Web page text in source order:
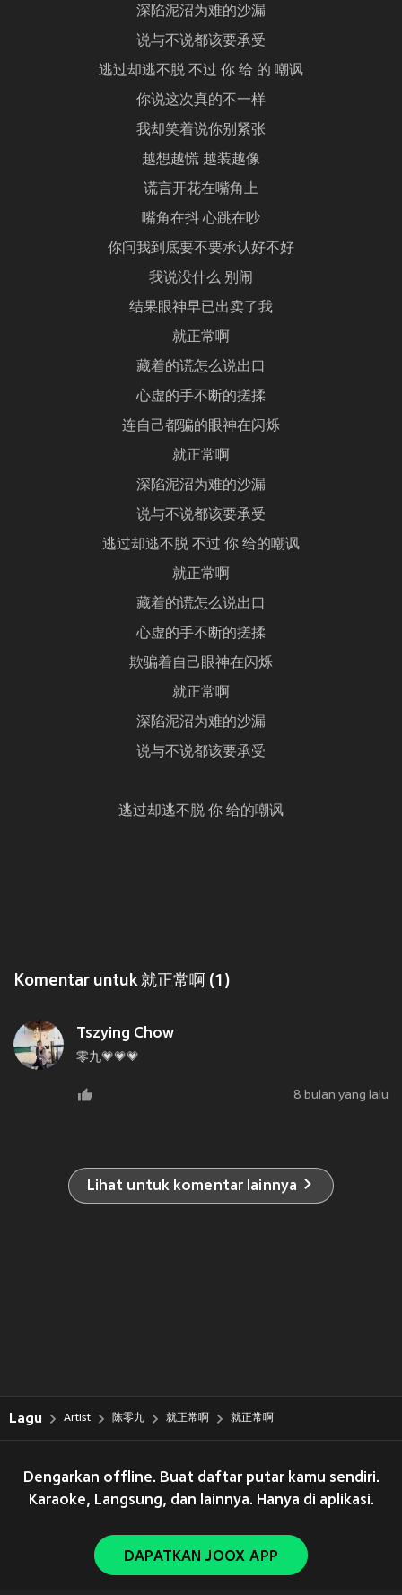
深陷泥沼为难的沙漏
说与不说都该要承受
逃过却逃不脱 不过 你 给 的 嘲讽
你说这次真的不一样
我却笑着说你别紧张
越想越慌 越装越像
谎言开花在嘴角上
嘴角在抖 心跳在吵
你问我到底要不要承认好不好
我说没什么 别闹
结果眼神早已出卖了我
就正常啊
藏着的谎怎么说出口
心虚的手不断的搓揉
连自己都骗的眼神在闪烁
就正常啊
深陷泥沼为难的沙漏
说与不说都该要承受
逃过却逃不脱 不过 你 给的嘲讽
就正常啊
藏着的谎怎么说出口
心虚的手不断的搓揉
欺骗着自己眼神在闪烁
就正常啊
深陷泥沼为难的沙漏
说与不说都该要承受
逃过却逃不脱 你 给的嘲讽
Komentar untuk 就正常啊 (1)
Tszying Chow
零九💗💗💗
8 bulan yang lalu
Lihat untuk komentar lainnya
Lagu Artist 陈零九 就正常啊 就正常啊
Dengarkan offline. Buat daftar putar kamu sendiri.
Karaoke, Langsung, dan lainnya. Hanya di aplikasi.
DAPATKAN JOOX APP